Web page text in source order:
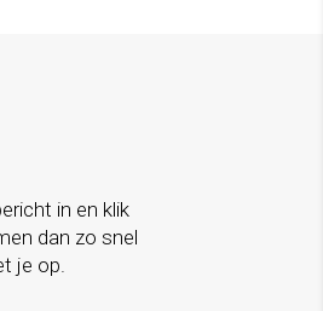
in en klik
dan zo snel
je op.